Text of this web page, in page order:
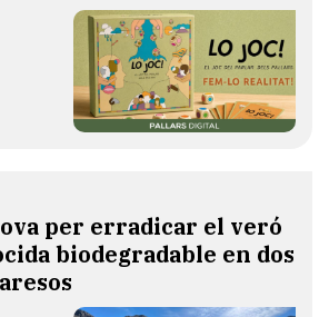
per erradicar el veró
biodegradable en dos